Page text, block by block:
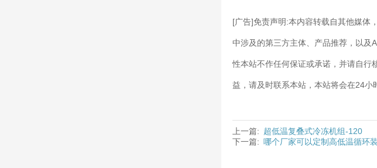
[广告]免责声明:本内容转载自其他媒体
中涉及的第三方主体、产品推荐，以及
性本站不作任何保证或承诺，并请自行
益，请及时联系本站，本站将会在24小
上一篇: 超低温复叠式冷冻机组-120
下一篇: 哪个厂家可以定制高低温循环